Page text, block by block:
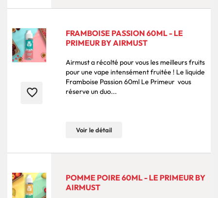
favorite_border
FRAMBOISE PASSION 60ML - LE
PRIMEUR BY AIRMUST
Airmust a récolté pour vous les meilleurs fruits
pour une vape intensément fruitée ! Le liquide
Framboise Passion 60ml Le Primeur vous
réserve un duo...
Voir le détail
POMME POIRE 60ML - LE PRIMEUR BY
AIRMUST